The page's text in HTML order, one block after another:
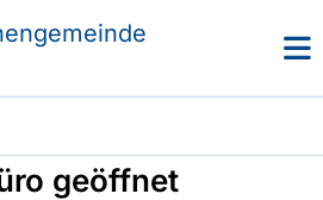
geöffnet